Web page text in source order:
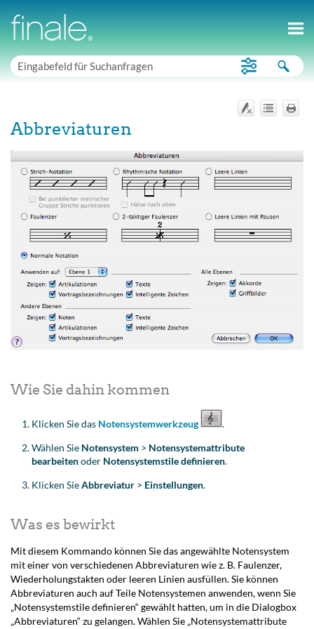
Abbreviaturen
Wie Sie dahin kommen
Klicken Sie das Notensystemwerkzeug
.
Wählen Sie Notensystem > Notensystemattribute
bearbeitenoder Notensystemstile definieren.
Klicken SieAbbreviatur > Einstellungen.
Was es bewirkt
Mit diesem Kommando können Sie das angewählte Notensystem
mit einer von verschiedenen Abbreviaturen wie z. B. Faulenzer,
Wiederholungstakten oder leeren Linien ausfüllen. Sie können
Abbreviaturen auch auf Teile Notensystemen anwenden, wenn Sie
„Notensystemstile definieren“ gewählt hatten, um in die Dialogbox
„Abbreviaturen“ zu gelangen. Wählen Sie „Notensystemattribute